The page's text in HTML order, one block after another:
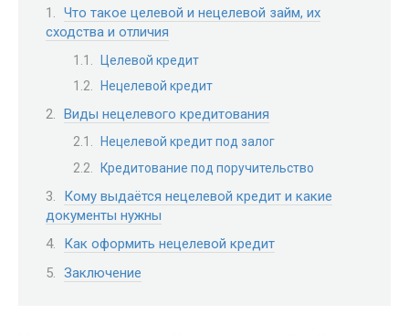
Что такое целевой и нецелевой займ, их
сходства и отличия
Целевой кредит
Нецелевой кредит
Виды нецелевого кредитования
Нецелевой кредит под залог
Кредитование под поручительство
Кому выдаётся нецелевой кредит и какие
документы нужны
Как оформить нецелевой кредит
Заключение